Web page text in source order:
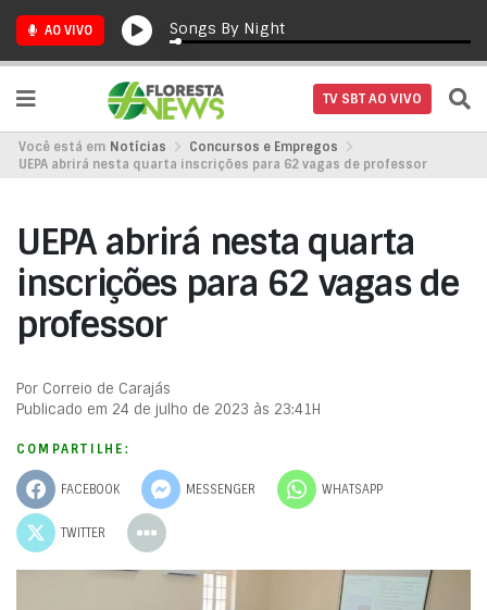
AO VIVO Songs By Night
TV SBT AO VIVO
Você está em Notícias
Concursos e Empregos
UEPA abrirá nesta quarta inscrições para 62 vagas de professor
UEPA abrirá nesta quarta
inscrições para 62 vagas de
professor
Por Correio de Carajás
Publicado em 24 de julho de 2023 às 23:41H
COMPARTILHE:
FACEBOOK MESSENGER WHATSAPP
TWITTER